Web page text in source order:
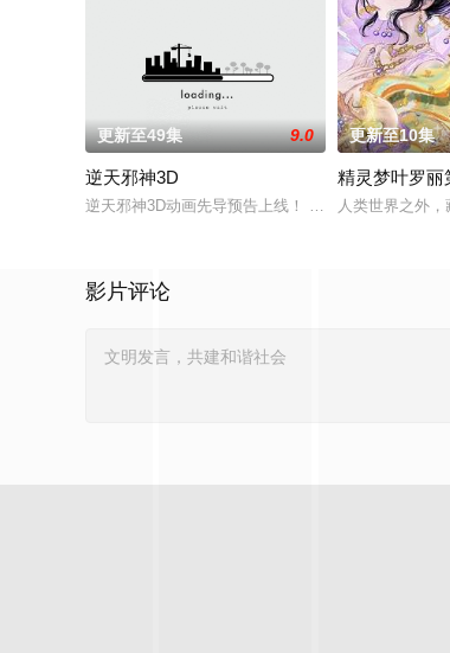
更新至49集 9.0
逆天邪神3D
逆天邪神3D动画先导预告上线！ 掌天毒之珠，承邪
更新至10集
精灵梦叶罗丽
人类世界之外
影片评论